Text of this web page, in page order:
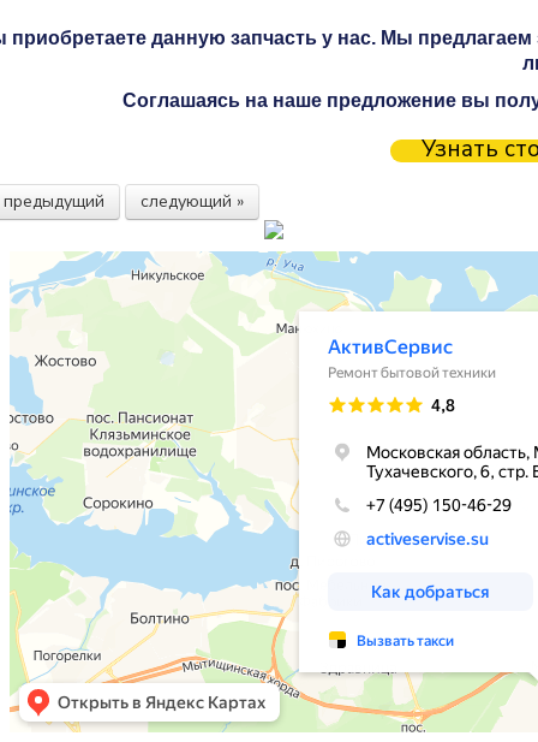
приобретаете данную запчасть у нас. Мы предлагаем
Соглашаясь на наше предложение вы
Узнать
предыдущий следующий »